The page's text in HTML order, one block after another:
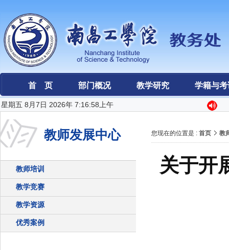
首 页 部门概况 教学研究 学籍与考
星期五 8月7日 2026年 7:16:58上午
教师发展中心
教师培训
教学竞赛
教学资源
优秀案例
您现在的位置是 : 首页 教
关于开